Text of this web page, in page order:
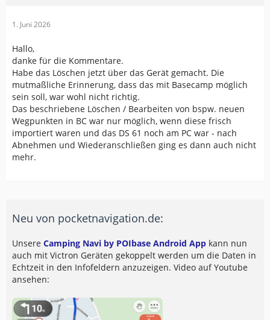
1. Juni 2026
Hallo,
danke für die Kommentare.
Habe das Löschen jetzt über das Gerät gemacht. Die
mutmaßliche Erinnerung, dass das mit Basecamp möglich
sein soll, war wohl nicht richtig.
Das beschriebene Löschen / Bearbeiten von bspw. neuen
Wegpunkten in BC war nur möglich, wenn diese frisch
importiert waren und das DS 61 noch am PC war - nach
Abnehmen und Wiederanschließen ging es dann auch nicht
mehr.
Neu von pocketnavigation.de:
Unsere Camping Navi by POIbase Android App kann nun
auch mit Victron Geräten gekoppelt werden um die Daten in
Echtzeit in den Infofeldern anzuzeigen. Video auf Youtube
ansehen: